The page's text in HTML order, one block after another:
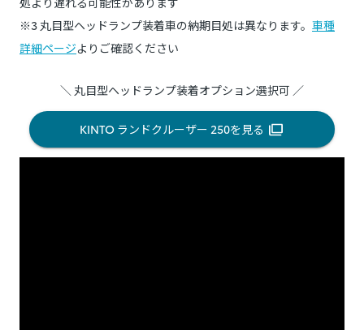
※3 丸目型ヘッドランプ装着車の納期目処は異なります。 車種
詳細ページよりご確認ください
＼ 丸目型ヘッドランプ装着オプション選択可 ／
KINTO ランドクルーザー 250を見る